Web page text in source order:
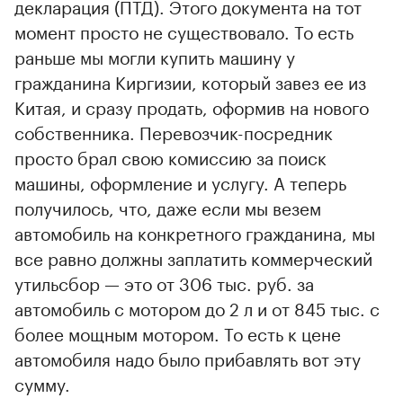
декларация (ПТД). Этого документа на тот
момент просто не существовало. То есть
раньше мы могли купить машину у
гражданина Киргизии, который завез ее из
Китая, и сразу продать, оформив на нового
собственника. Перевозчик-посредник
просто брал свою комиссию за поиск
машины, оформление и услугу. А теперь
получилось, что, даже если мы везем
автомобиль на конкретного гражданина, мы
все равно должны заплатить коммерческий
утильсбор — это от 306 тыс. руб. за
автомобиль с мотором до 2 л и от 845 тыс. с
более мощным мотором. То есть к цене
автомобиля надо было прибавлять вот эту
сумму.